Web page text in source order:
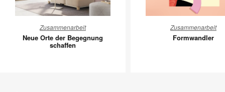
Orte
der
Zusammenarbeit
Neue Orte der Begegnung
schaffen
Zusammenarbeit
Formwandler